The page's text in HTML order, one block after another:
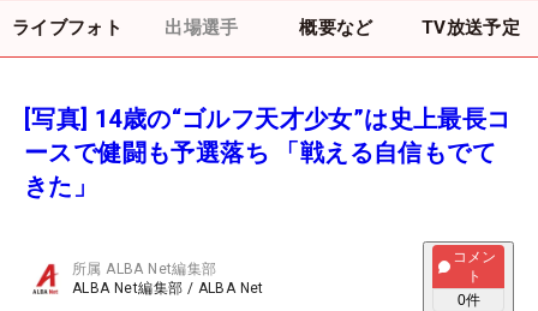
ライブフォト 出場選手 概要など TV放送予定
[写真] 14歳の“ゴルフ天才少女”は史上最長コ
ースで健闘も予選落ち 「戦える自信もでて
きた」
所属ALBA Net編集部
ALBA Net編集部 / ALBA Net
コメン
ト
0件